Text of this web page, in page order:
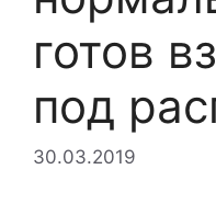
готов
под
30.03.2019